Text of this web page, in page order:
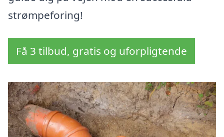
strømpeforing!
Få 3 tilbud, gratis og uforpligtende